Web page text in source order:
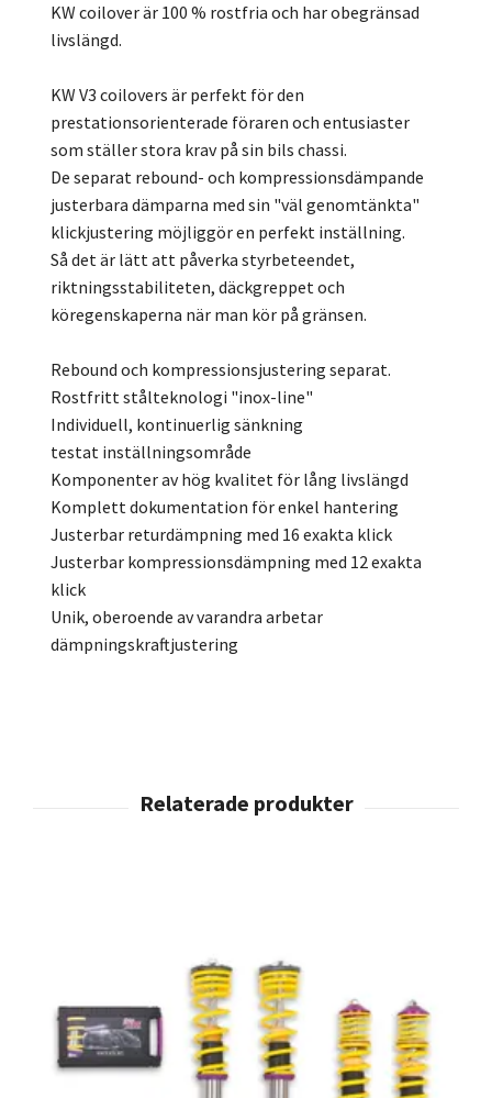
KW coilover är 100 % rostfria och har obegränsad
livslängd.
KW V3 coilovers är perfekt för den
prestationsorienterade föraren och entusiaster
som ställer stora krav på sin bils chassi.
De separat rebound- och kompressionsdämpande
justerbara dämparna med sin "väl genomtänkta"
klickjustering möjliggör en perfekt inställning.
Så det är lätt att påverka styrbeteendet,
riktningsstabiliteten, däckgreppet och
köregenskaperna när man kör på gränsen.
Rebound och kompressionsjustering separat.
Rostfritt stålteknologi "inox-line"
Individuell, kontinuerlig sänkning
testat inställningsområde
Komponenter av hög kvalitet för lång livslängd
Komplett dokumentation för enkel hantering
Justerbar returdämpning med 16 exakta klick
Justerbar kompressionsdämpning med 12 exakta
klick
Unik, oberoende av varandra arbetar
dämpningskraftjustering